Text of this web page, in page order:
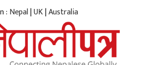
: Nepal|UK|Australia